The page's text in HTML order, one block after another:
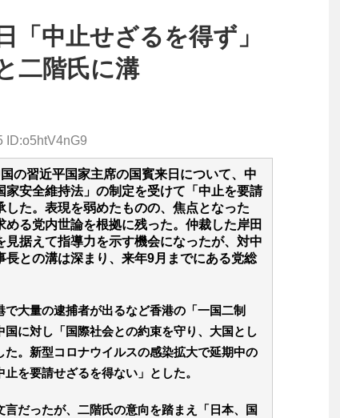
「中止せざるを得ず」
二階氏に溝
ID:o5htV4nG9
の習近平国家主席の国賓来日について、中
家安全維持法」の制定を受けて「中止を要請
た。表現を弱めたものの、焦点となった
める党内世論を根拠に残った。仲裁した岸田
据えて指導力を示す機会になったが、対中
長との溝は深まり、来年9月までにある党総
大量の逮捕者が出るなど香港の「一国二制
に対し「国際社会との約束を守り、大国とし
。新型コロナウイルスの感染拡大で延期中の
を要請せざるを得ない」とした。
だったが、二階氏の意向を踏まえ「日本、国